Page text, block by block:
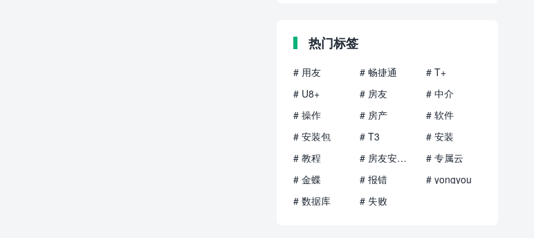
热门标签
# 用友 # 畅捷通
# T+
# U8+
# 房友
# 中介
# 操作
# 房产
# 软件
# 安装包
# T3
# 安装
# 教程
# 房友安装包
# 专属云
# 金蝶
# 报错
# yongyou
# 数据库
# 失败